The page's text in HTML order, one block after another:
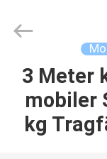
ZU
HAUSE
LTD.
3 Meter
mobiler
kg